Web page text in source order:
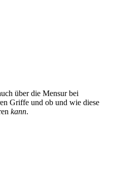
über die Mensur bei
Griffe und ob und wie diese
kann.